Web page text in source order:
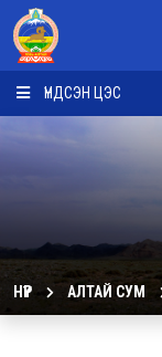
ҮНДСЭН ЦЭС
НҮҮР АЛТАЙ СУМ